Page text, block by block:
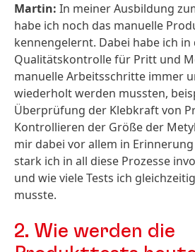
Martin: In meiner Ausbildung
habe ich noch das manuelle
kennengelernt. Dabei habe ich in
Qualitätskontrolle für Pritt und
manuelle Arbeitsschritte immer
wiederholt werden mussten,
Überprüfung der Klebkraft von
Kontrollieren der Größe der
mir dabei vor allem in
stark ich in all diese Prozesse
und wie viele Tests ich
musste.
2. Wie werden die